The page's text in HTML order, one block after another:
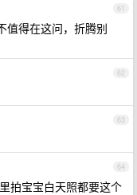
61
值得在这问，折腾别
62
63
64
拍宝宝白天照都要这个